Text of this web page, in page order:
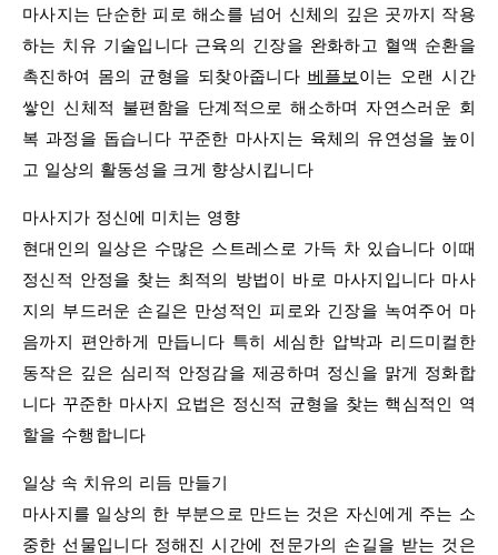
마사지는 단순한 피로 해소를 넘어 신체의 깊은 곳까지 작용
하는 치유 기술입니다 근육의 긴장을 완화하고 혈액 순환을
촉진하여 몸의 균형을 되찾아줍니다 베플보이는 오랜 시간
쌓인 신체적 불편함을 단계적으로 해소하며 자연스러운 회
복 과정을 돕습니다 꾸준한 마사지는 육체의 유연성을 높이
고 일상의 활동성을 크게 향상시킵니다
마사지가 정신에 미치는 영향
현대인의 일상은 수많은 스트레스로 가득 차 있습니다 이때
정신적 안정을 찾는 최적의 방법이 바로 마사지입니다 마사
지의 부드러운 손길은 만성적인 피로와 긴장을 녹여주어 마
음까지 편안하게 만듭니다 특히 세심한 압박과 리드미컬한
동작은 깊은 심리적 안정감을 제공하며 정신을 맑게 정화합
니다 꾸준한 마사지 요법은 정신적 균형을 찾는 핵심적인 역
할을 수행합니다
일상 속 치유의 리듬 만들기
마사지를 일상의 한 부분으로 만드는 것은 자신에게 주는 소
중한 선물입니다 정해진 시간에 전문가의 손길을 받는 것은